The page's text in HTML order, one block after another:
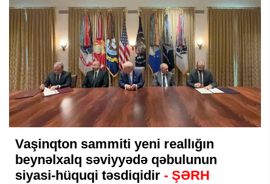
Vaşinqton sammiti yeni reallığın
beynəlxalq səviyyədə qəbulunun
siyasi-hüquqi təsdiqidir - ŞƏRH